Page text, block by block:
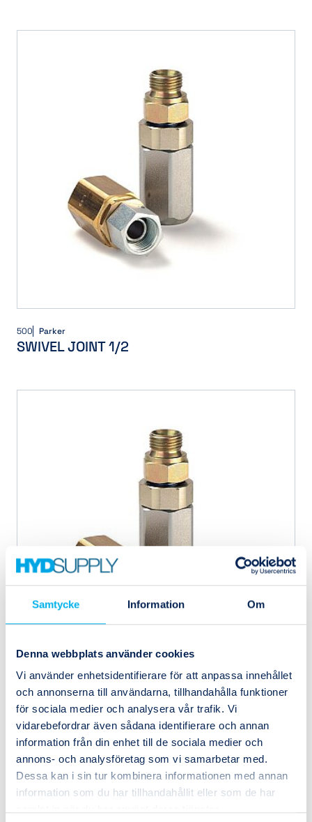
Samtycke Information Om
Denna webbplats använder cookies
Vi använder enhetsidentifierare för att anpassa innehållet
och annonserna till användarna, tillhandahålla funktioner
för sociala medier och analysera vår trafik. Vi
vidarebefordrar även sådana identifierare och annan
information från din enhet till de sociala medier och
annons- och analysföretag som vi samarbetar med.
Dessa kan i sin tur kombinera informationen med annan
information som du har tillhandahållit eller som de har
500 Parker
SWIVEL JOINT 1/2
5KRAW21IW21 Parker
Svivel rak Inv/Utv G1/2